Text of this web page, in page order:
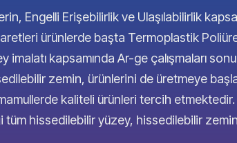
Engelli Erişebilirlik ve Ulaşılabilirlik
ürünlerde başta Termoplastik
imalatı kapsamında Ar-ge çalışmaları
zemin, ürünlerini de üretmeye
kaliteli ürünleri tercih
tüm hissedilebilir yüzey, hissedilebilir